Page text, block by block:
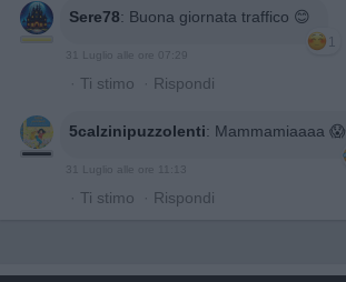
Sere78: Buona giornata traffico 😊
1
31 Luglio alle ore 07:29
· Ti stimo · Rispondi
5calzinipuzzolenti: Mammamiaaaa 😱
· Ti stimo · Rispondi